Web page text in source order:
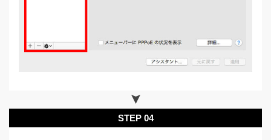
STEP 04